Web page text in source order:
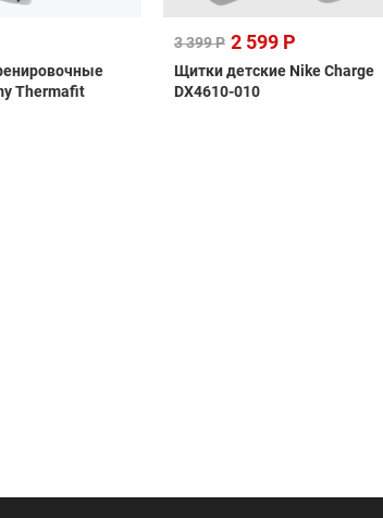
Thermafit
3 399 Р 2 599 Р
Щитки детские Nike Charge
DX4610-010